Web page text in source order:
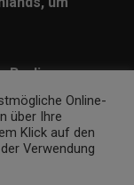
Berlin
Online-
über Ihre
Klick auf den
Verwendung